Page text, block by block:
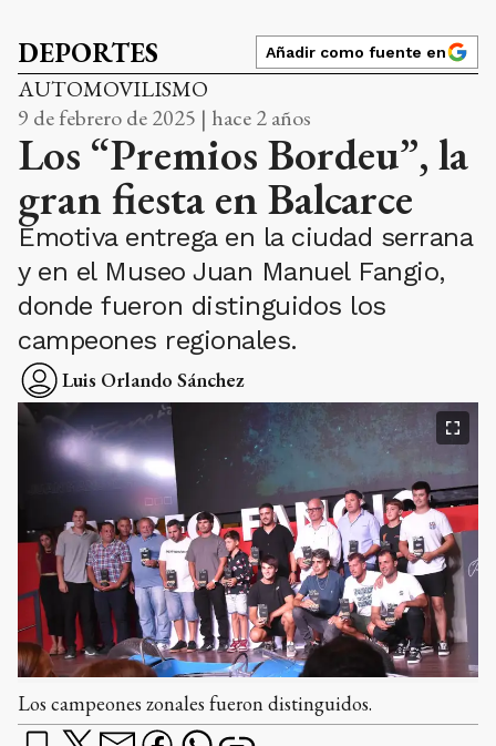
DEPORTES Añadir como fuente en
AUTOMOVILISMO
9 de febrero de 2025 | hace 2 años
Los “Premios Bordeu”, la
gran fiesta en Balcarce
Emotiva entrega en la ciudad serrana
y en el Museo Juan Manuel Fangio,
donde fueron distinguidos los
campeones regionales.
Luis Orlando Sánchez
Los campeones zonales fueron distinguidos.